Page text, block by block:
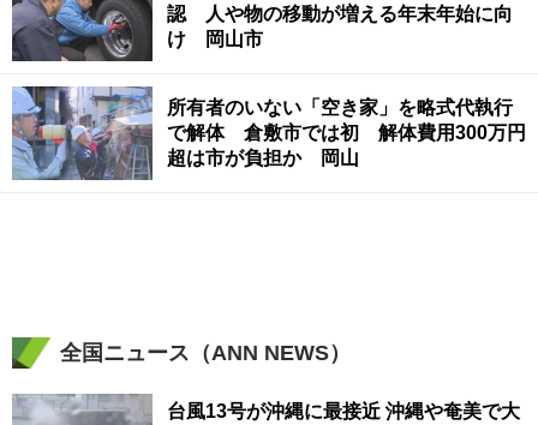
認 人や物の移動が増える年末年始に向
け 岡山市
所有者のいない「空き家」を略式代執行
で解体 倉敷市では初 解体費用300万円
超は市が負担か 岡山
全国ニュース（ANN NEWS）
台風13号が沖縄に最接近 沖縄や奄美で大